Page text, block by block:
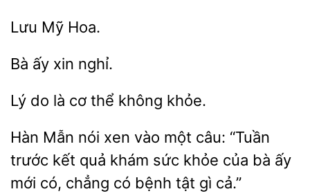
xin
do là không khỏe.
Hàn Mẫn nói xen vào một
“Tuần
trước kết quả khám sức khỏe
ấy
mới có, chẳng có bệnh tật gì cả.”